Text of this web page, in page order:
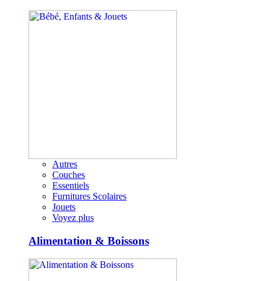
Autres
Couches
Essentiels
Furnitures Scolaires
Jouets
Voyez plus
Alimentation & Boissons